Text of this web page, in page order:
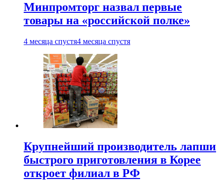
Минпромторг назвал первые
товары на «российской полке»
4 месяца спустя4 месяца спустя
Крупнейший производитель лапши
быстрого приготовления в Корее
откроет филиал в РФ